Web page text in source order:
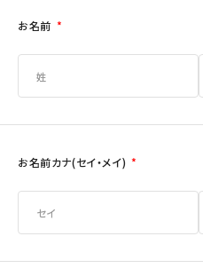
お名前 *
お名前カナ(セイ・メイ) *